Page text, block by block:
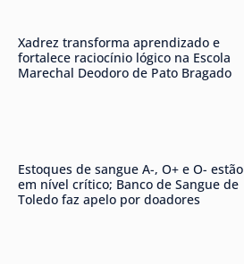
Xadrez transforma aprendizado e
fortalece raciocínio lógico na Escola
Marechal Deodoro de Pato Bragado
Estoques de sangue A-, O+ e O- estão
em nível crítico; Banco de Sangue de
Toledo faz apelo por doadores